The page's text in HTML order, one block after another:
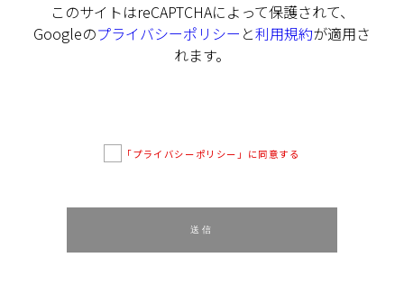
このサイトはreCAPTCHAによって保護されて、
Googleのプライバシーポリシー と利用規約が適用さ
れます。
「プライバシーポリシー」に同意する